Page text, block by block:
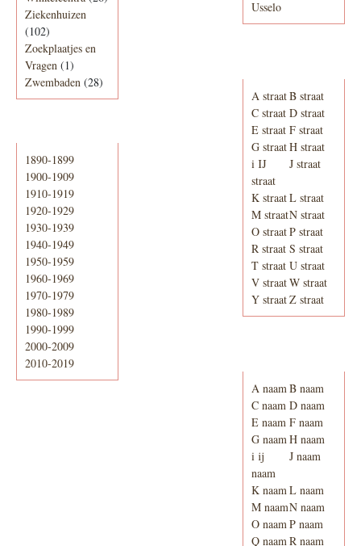
Ziekenhuizen
(102)
Zoekplaatjes en
Vragen (1)
Zwembaden (28)
1890-1899
1900-1909
1910-1919
1920-1929
1930-1939
1940-1949
1950-1959
1960-1969
1970-1979
1980-1989
1990-1999
2000-2009
2010-2019
Usselo
A straatB straat
C straat D straat
E straat F straat
G straatH straat
i IJ
straat
J straat
K straatL straat
M straatN straat
O straatP straat
R straat S straat
T straat U straat
V straatW straat
Y straatZ straat
A naamB naam
C naam D naam
E naam F naam
G naamH naam
i ij
naam
J naam
K naamL naam
M naamN naam
O naamP naam
Q naamR naam